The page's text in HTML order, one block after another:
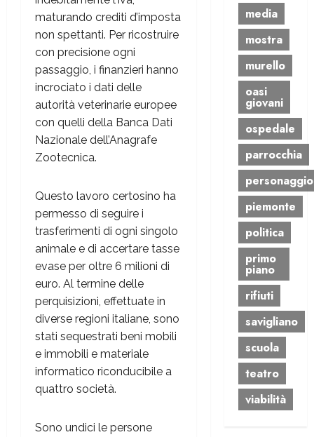
maturando crediti d’imposta
non spettanti. Per ricostruire
con precisione ogni
passaggio, i finanzieri hanno
incrociato i dati delle
autorità veterinarie europee
con quelli della Banca Dati
Nazionale dell’Anagrafe
Zootecnica.
Questo lavoro certosino ha
permesso di seguire i
trasferimenti di ogni singolo
animale e di accertare tasse
evase per oltre 6 milioni di
euro. Al termine delle
perquisizioni, effettuate in
diverse regioni italiane, sono
stati sequestrati beni mobili
e immobili e materiale
informatico riconducibile a
quattro società.
Sono undici le persone
media
mostra
murello
oasi
giovani
ospedale
parrocchia
personaggio
piemonte
politica
primo
piano
rifiuti
savigliano
scuola
teatro
viabilità